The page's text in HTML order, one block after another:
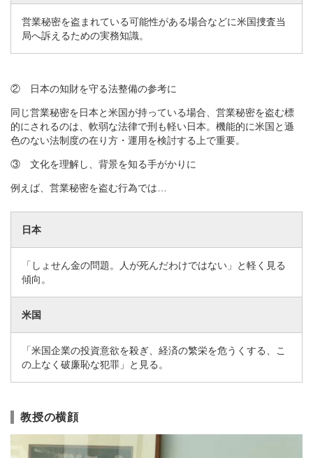
営業秘密を盗まれている可能性がある場合などに米国捜査当
局へ訴えるための実務知識。
② 日本の知財を守る法整備の参考に
同じ営業秘密を日本と米国が持っている場合、営業秘密を盗む標
的にされるのは、軟弱な法律で刑も軽い日本。機能的に米国と遜
色のない法制度の在り方・運用を検討する上で重要。
③ 文化を理解し、背景を知る手がかりに
例えば、営業秘密を盗む行為では…
日本
「しょせん金の問題。人が死んだわけではない」と軽く見る
傾向。
米国
「米国企業の投資意欲を殺ぎ、経済の繁栄を危うくする、こ
の上なく破廉恥な犯罪」と見る。
教授の横顔